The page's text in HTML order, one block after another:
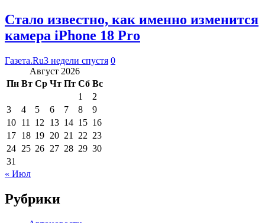
Стало известно, как именно изменится
камера iPhone 18 Pro
Газета.Ru3 недели спустя 0
Август 2026
Пн Вт Ср Чт Пт Сб Вс
1
2
3
4 5 6 7 8
9
10 11 12 13 14 15 16
17 18 19 20 21 22 23
24 25 26 27 28 29 30
31
« Июл
Рубрики